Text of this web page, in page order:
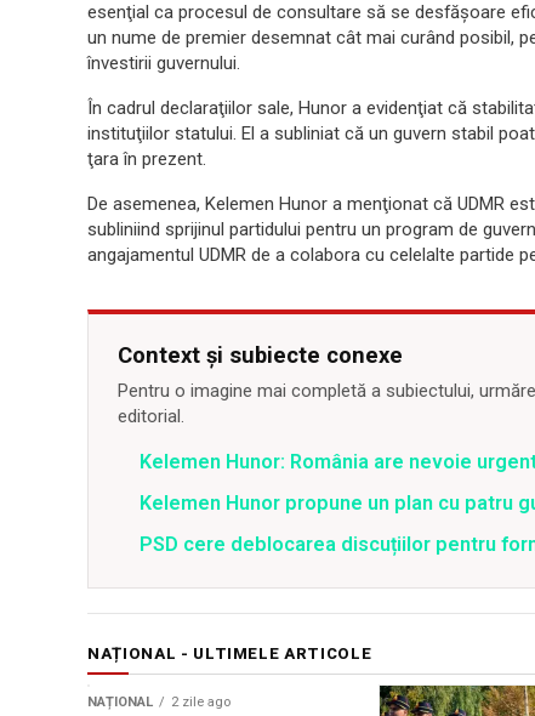
esenţial ca procesul de consultare să se desfăşoare
un nume de premier desemnat cât mai curând posibil,
învestirii guvernului.
În cadrul declaraţiilor sale, Hunor a evidenţiat că
instituţiilor statului. El a subliniat că un guvern stabil
ţara în prezent.
De asemenea, Kelemen Hunor a menţionat că UDMR
subliniind sprijinul partidului pentru un program de
angajamentul UDMR de a colabora cu celelalte partide
Context și subiecte conexe
Pentru o imagine mai completă a subiectului,
editorial.
Kelemen Hunor: România are nevoie
Kelemen Hunor propune un plan cu patru
PSD cere deblocarea discuțiilor pentru
NAȚIONAL - ULTIMELE ARTICOLE
NAȚIONAL 2 zile ago